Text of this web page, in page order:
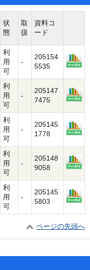
状
態
取
扱
資料コ
ード
利
用
可
-
205154
5535
利
用
可
-
205147
7475
利
用
可
-
205145
1778
利
用
可
-
205148
9058
利
用
可
-
205145
5803
ページの先頭へ